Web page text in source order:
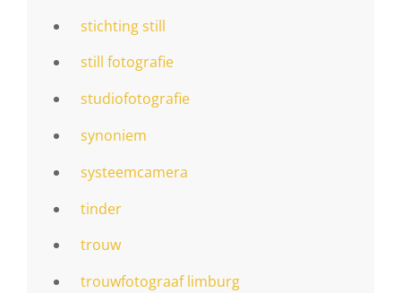
stichting still
still fotografie
studiofotografie
synoniem
systeemcamera
tinder
trouw
trouwfotograaf limburg